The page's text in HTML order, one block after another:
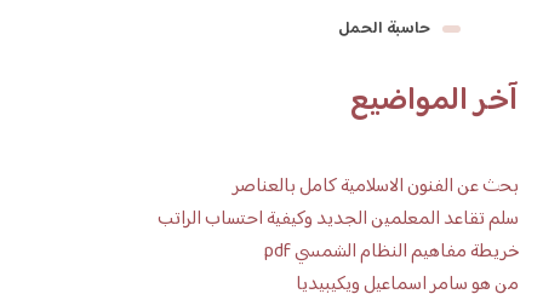
حاسبة الحمل
آخر المواضيع
بحث عن الفنون الاسلامية كامل بالعناصر
سلم تقاعد المعلمين الجديد وكيفية احتساب الراتب
خريطة مفاهيم النظام الشمسي pdf
من هو سامر اسماعيل ويكيبيديا